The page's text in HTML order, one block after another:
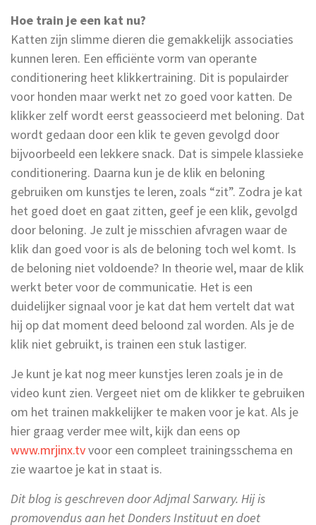
Hoe train je een kat nu?
Katten zijn slimme dieren die gemakkelijk associaties
kunnen leren. Een efficiënte vorm van operante
conditionering heet klikkertraining. Dit is populairder
voor honden maar werkt net zo goed voor katten. De
klikker zelf wordt eerst geassocieerd met beloning. Dat
wordt gedaan door een klik te geven gevolgd door
bijvoorbeeld een lekkere snack. Dat is simpele klassieke
conditionering. Daarna kun je de klik en beloning
gebruiken om kunstjes te leren, zoals “zit”. Zodra je kat
het goed doet en gaat zitten, geef je een klik, gevolgd
door beloning. Je zult je misschien afvragen waar de
klik dan goed voor is als de beloning toch wel komt. Is
de beloning niet voldoende? In theorie wel, maar de klik
werkt beter voor de communicatie. Het is een
duidelijker signaal voor je kat dat hem vertelt dat wat
hij op dat moment deed beloond zal worden. Als je de
klik niet gebruikt, is trainen een stuk lastiger.
Je kunt je kat nog meer kunstjes leren zoals je in de
video kunt zien. Vergeet niet om de klikker te gebruiken
om het trainen makkelijker te maken voor je kat. Als je
hier graag verder mee wilt, kijk dan eens op
www.mrjinx.tvvoor een compleet trainingsschema en
zie waartoe je kat in staat is.
Dit blog is geschreven door Adjmal Sarwary. Hij is
promovendus aan het Donders Instituut en doet